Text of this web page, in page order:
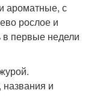
ароматные, с
рослое и
первые недели